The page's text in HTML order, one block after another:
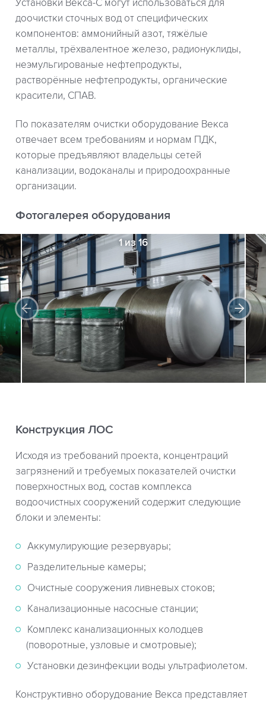
Установки Векса-С могут использоваться для
доочистки сточных вод от специфических
компонентов: аммонийный азот, тяжёлые
металлы, трёхвалентное железо, радионуклиды,
неэмульгированые нефтепродукты,
растворённые нефтепродукты, органические
красители, СПАВ.
По показателям очистки оборудование Векса
отвечает всем требованиям и нормам ПДК,
которые предъявляют владельцы сетей
канализации, водоканалы и природоохранные
организации.
Фотогалерея оборудования
1 из 16
Конструкция ЛОС
Исходя из требований проекта, концентраций
загрязнений и требуемых показателей очистки
поверхностных вод, состав комплекса
водоочистных сооружений содержит следующие
блоки и элементы:
Аккумулирующие резервуары;
Разделительные камеры;
Очистные сооружения ливневых стоков;
Канализационные насосные станции;
Комплекс канализационных колодцев
(поворотные, узловые и смотровые);
Установки дезинфекции воды ультрафиолетом.
Конструктивно оборудование Векса представляет